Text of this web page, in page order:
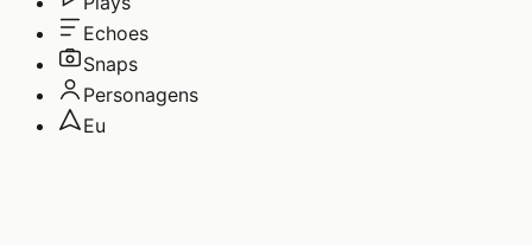
Echoes
Snaps
Personagens
Eu